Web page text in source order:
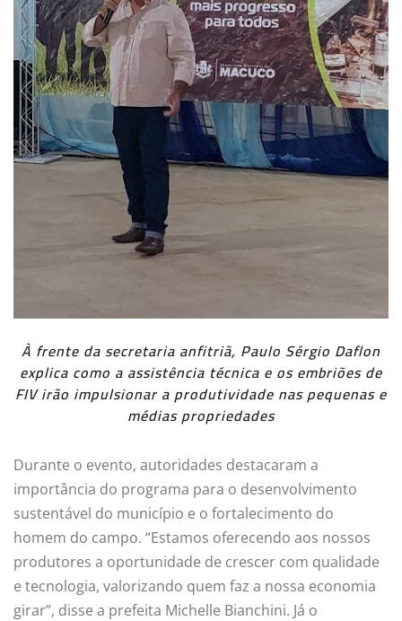
À frente da secretaria anfitriã, Paulo Sérgio Daflon
explica como a assistência técnica e os embriões de
FIV irão impulsionar a produtividade nas pequenas e
médias propriedades
Durante o evento, autoridades destacaram a
importância do programa para o desenvolvimento
sustentável do município e o fortalecimento do
homem do campo. “Estamos oferecendo aos nossos
produtores a oportunidade de crescer com qualidade
e tecnologia, valorizando quem faz a nossa economia
girar”, disse a prefeita Michelle Bianchini. Já o